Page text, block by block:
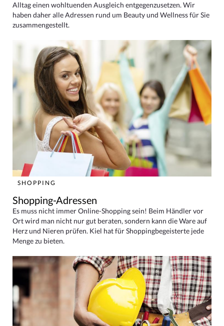
Alltag einen wohltuenden Ausgleich entgegenzusetzen. Wir
haben daher alle Adressen rund um Beauty und Wellness für Sie
zusammengestellt.
SHOPPING
Shopping-Adressen
Es muss nicht immer Online-Shopping sein! Beim Händler vor
Ort wird man nicht nur gut beraten, sondern kann die Ware auf
Herz und Nieren prüfen. Kiel hat für Shoppingbegeisterte jede
Menge zu bieten.